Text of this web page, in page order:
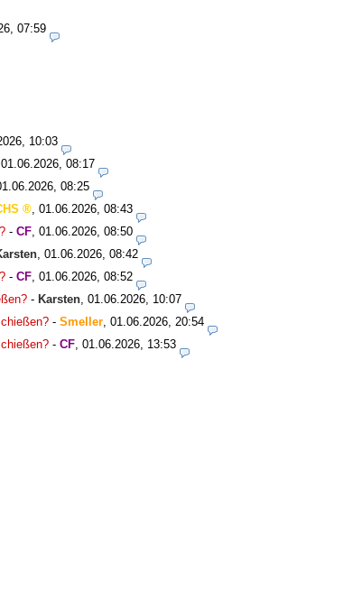
07:59
10:03
01.06.2026, 08:17
08:25
01.06.2026, 08:43
- CF 01.06.2026, 08:50
01.06.2026, 08:42
- CF 01.06.2026, 08:52
- Karsten 01.06.2026, 10:07
- Smeller 01.06.2026, 20:54
- CF 01.06.2026, 13:53